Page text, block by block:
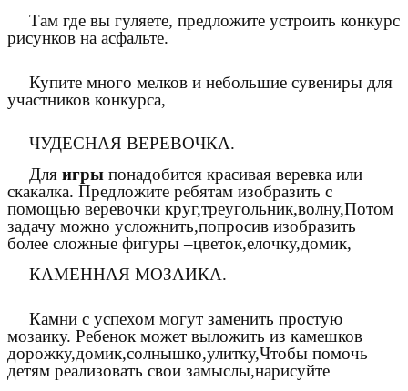
Там где вы гуляете, предложите устроить конкурс
рисунков на асфальте.
Купите много мелков и небольшие сувениры для
участников конкурса,
ЧУДЕСНАЯ ВЕРЕВОЧКА.
Для игры понадобится красивая веревка или
скакалка. Предложите ребятам изобразить с
помощью веревочки круг,треугольник,волну,Потом
задачу можно усложнить,попросив изобразить
более сложные фигуры –цветок,елочку,домик,
КАМЕННАЯ МОЗАИКА.
Камни с успехом могут заменить простую
мозаику. Ребенок может выложить из камешков
дорожку,домик,солнышко,улитку,Чтобы помочь
детям реализовать свои замыслы,нарисуйте